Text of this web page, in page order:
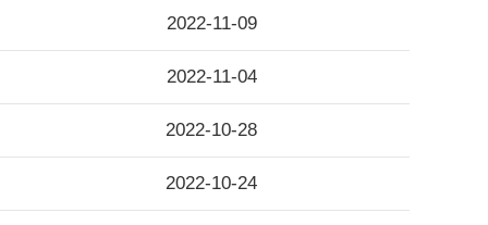
2022-11-09
2022-11-04
2022-10-28
2022-10-24